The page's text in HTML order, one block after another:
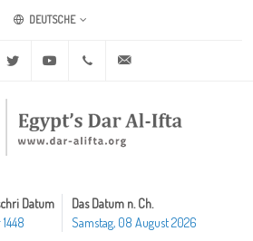
DEUTSCHE
Facebook Twitter Youtube +20 2 25970400
Datum
Das Datum n. Ch.
Samstag, 08 August 2026